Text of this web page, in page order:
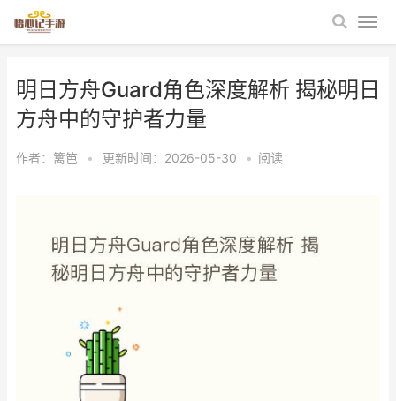
明日方舟Guard角色深度解析 揭秘明日
方舟中的守护者力量
作者： 篱笆 • 更新时间：2026-05-30 • 阅读